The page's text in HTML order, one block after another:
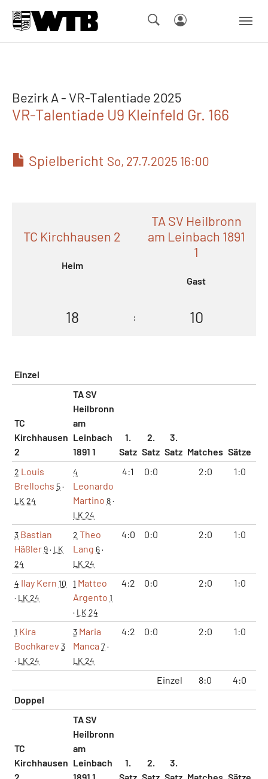
Bezirk A - VR-Talentiade 2025
VR-Talentiade U9 Kleinfeld Gr. 166
Spielbericht So, 27.7.2025 16:00
TC Kirchhausen 2
Heim
TA SV Heilbronn
am Leinbach 1891
1
Gast
18 : 10
Einzel
TC
Kirchhausen
2
TA SV
Heilbronn
am
Leinbach
1891 1
1.
Satz
2.
Satz
3.
Satz Matches Sätze
2 Louis
Brellochs 5·
LK 24
4
Leonardo
Martino 8·
LK 24
4:1 0:0 2:0 1:0
3 Bastian
Häßler9· LK
24
2 Theo
Lang 6·
LK 24
4:0 0:0 2:0 1:0
4 Ilay Kern 10
· LK 24
1 Matteo
Argento 1
· LK 24
4:2 0:0 2:0 1:0
1 Kira
Bochkarev 3
· LK 24
3 Maria
Manca 7·
LK 24
4:2 0:0 2:0 1:0
Einzel 8:0 4:0
Doppel
TC
Kirchhausen
TA SV
Heilbronn
am
Leinbach
1.
2.
3.